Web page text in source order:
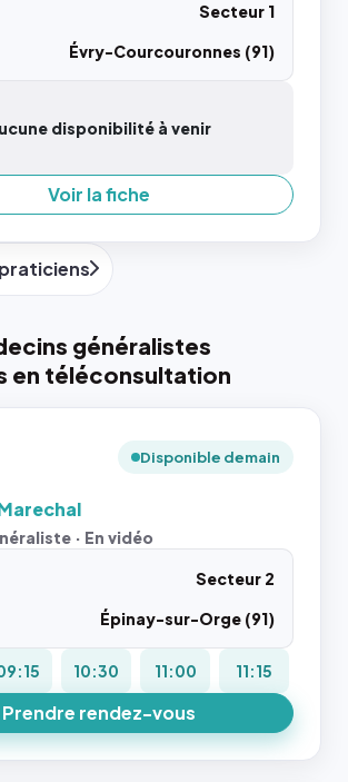
Secteur 1
Évry-Courcouronnes (91)
disponibilité à venir
Voir la fiche
généralistes
en téléconsultation
Disponible demain
· En vidéo
Secteur 2
Épinay-sur-Orge (91)
10:30 11:00 11:15
Prendre rendez-vous